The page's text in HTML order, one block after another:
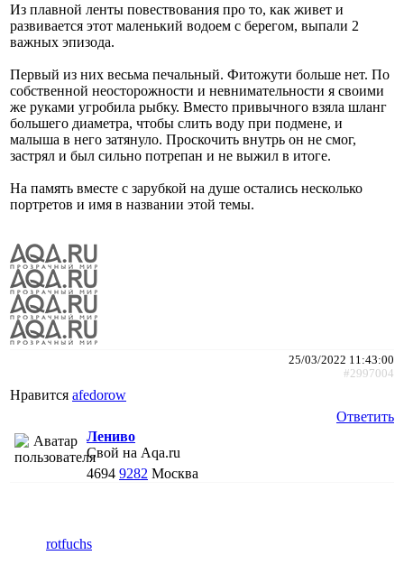
Из плавной ленты повествования про то, как живет и
развивается этот маленький водоем с берегом, выпали 2
важных эпизода.
Первый из них весьма печальный. Фитожути больше нет. По
собственной неосторожности и невнимательности я своими
же руками угробила рыбку. Вместо привычного взяла шланг
большего диаметра, чтобы слить воду при подмене, и
малыша в него затянуло. Проскочить внутрь он не смог,
застрял и был сильно потрепан и не выжил в итоге.
На память вместе с зарубкой на душе остались несколько
портретов и имя в названии этой темы.
25/03/2022 11:43:00
#2997004
Нравится afedorow
Ответить
Лениво
Свой на Aqa.ru
4694 9282 Москва
rotfuchs